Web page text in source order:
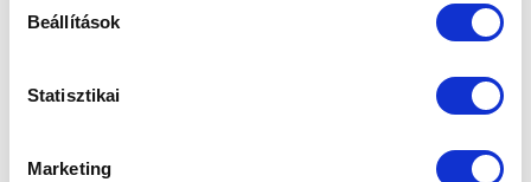
Beállítások
Statisztikai
Marketing